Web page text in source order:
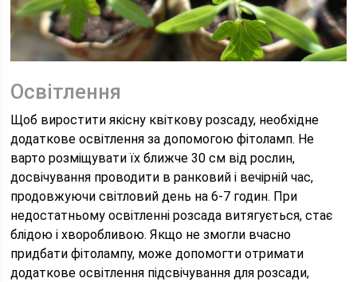
Освітлення
Щоб виростити якісну квіткову розсаду, необхідне
додаткове освітлення за допомогою фітоламп. Не
варто розміщувати їх ближче 30 см від рослин,
досвічування проводити в ранковий і вечірній час,
продовжуючи світловий день на 6-7 годин. При
недостатньому освітленні розсада витягується, стає
блідою і хворобливою. Якщо не змогли вчасно
придбати фітолампу, може допомогти отримати
додаткове освітлення підсвічування для розсади,